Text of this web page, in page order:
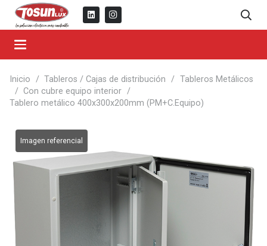
Inicio / Tableros / Cajas de distribución / Tableros Metálicos
/ Con cubre equipo interior /
Tablero metálico 400x300x200mm (PM+C.Equipo)